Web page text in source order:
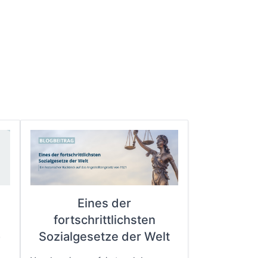
Eines der
fortschrittlichsten
Sozialgesetze der Welt